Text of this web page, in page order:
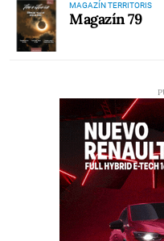
MAGAZÍN TERRITORIS
Magazín 79